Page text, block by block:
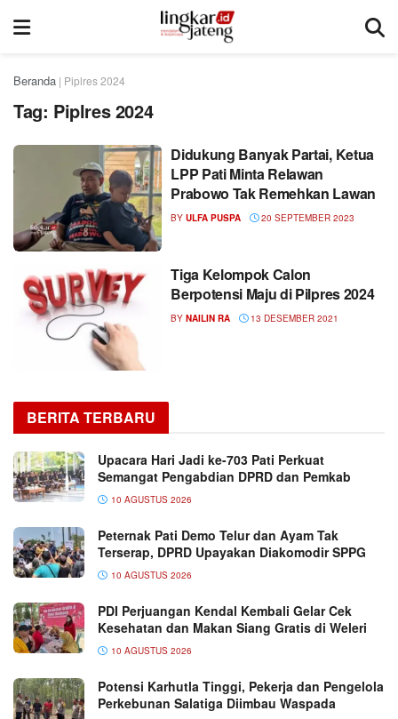
Beranda | Piplres 2024
Tag: Piplres 2024
Didukung Banyak Partai, Ketua
LPP Pati Minta Relawan
Prabowo Tak Remehkan Lawan
BY ULFA PUSPA 20 SEPTEMBER 2023
Tiga Kelompok Calon
Berpotensi Maju di Pilpres 2024
BY NAILIN RA 13 DESEMBER 2021
BERITA TERBARU
Upacara Hari Jadi ke-703 Pati Perkuat
Semangat Pengabdian DPRD dan Pemkab
10 AGUSTUS 2026
Peternak Pati Demo Telur dan Ayam Tak
Terserap, DPRD Upayakan Diakomodir SPPG
10 AGUSTUS 2026
PDI Perjuangan Kendal Kembali Gelar Cek
Kesehatan dan Makan Siang Gratis di Weleri
10 AGUSTUS 2026
Potensi Karhutla Tinggi, Pekerja dan Pengelola
Perkebunan Salatiga Diimbau Waspada